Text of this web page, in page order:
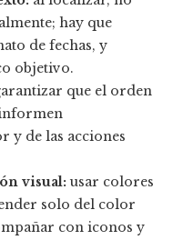
hay que
de fechas, y
objetivo.
que el orden
y de las acciones
visual: usar colores
solo del color
con iconos y